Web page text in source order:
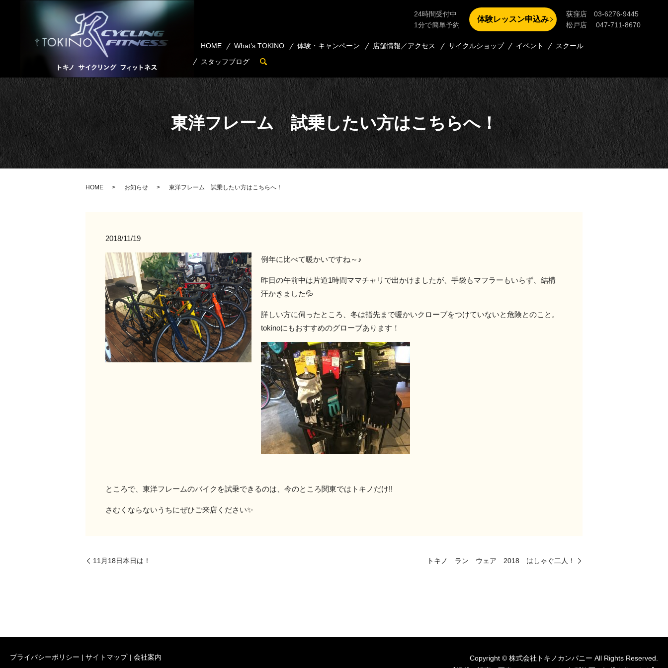
HOME What’s TOKINO 体験・キャンペーン 店舗情報／アクセス サイクルショップ イベント
スクール
スタッフブログ
search
24時間受付中
1分で簡単予約
体験レッスン申込み
荻窪店 03-6276-9445
松戸店 047-711-8670
東洋フレーム 試乗したい方はこちらへ！
HOME お知らせ 東洋フレーム 試乗したい方はこちらへ！
2018/11/19
例年に比べて暖かいですね～♪
昨日の午前中は片道1時間ママチャリで出かけましたが、手袋もマフラーもいらず、結構
汗かきました💦
詳しい方に伺ったところ、冬は指先まで暖かいクローブをつけていないと危険とのこと。
tokinoにもおすすめのグローブあります！
ところで、東洋フレームのバイクを試乗できるのは、今のところ関東ではトキノだけ!!
さむくならないうちにぜひご来店ください✨
11月18日本日は！ トキノ ラン ウェア 2018 はしゃぐ二人！
プライバシーポリシー サイトマップ 会社案内
Copyright © 株式会社トキノカンパニー All Rights Reserved.